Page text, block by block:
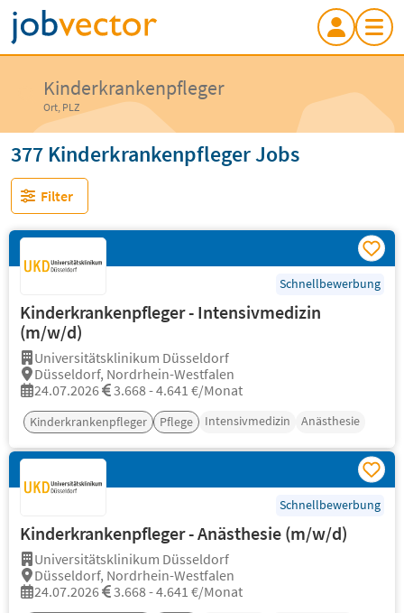
Kinderkrankenpfleger
Ort, PLZ
377 Kinderkrankenpfleger Jobs
Filter
Schnellbewerbung
Kinderkrankenpfleger - Intensivmedizin
(m/w/d)
Universitätsklinikum Düsseldorf
Düsseldorf, Nordrhein-Westfalen
24.07.2026
3.668 - 4.641 €/Monat
Kinderkrankenpfleger Pflege Intensivmedizin Anästhesie
Schnellbewerbung
Kinderkrankenpfleger - Anästhesie (m/w/d)
Universitätsklinikum Düsseldorf
Düsseldorf, Nordrhein-Westfalen
24.07.2026
3.668 - 4.641 €/Monat